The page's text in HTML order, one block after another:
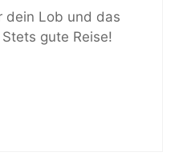
dein Lob und das
gute Reise!